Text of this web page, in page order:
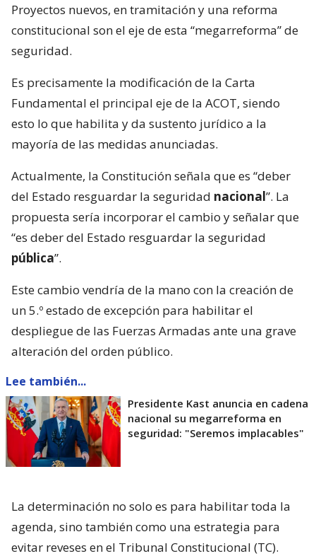
Proyectos nuevos, en tramitación y una reforma
constitucional son el eje de esta “megarreforma” de
seguridad.
Es precisamente la modificación de la Carta
Fundamental el principal eje de la ACOT, siendo
esto lo que habilita y da sustento jurídico a la
mayoría de las medidas anunciadas.
Actualmente, la Constitución señala que es “deber
del Estado resguardar la seguridad nacional”. La
propuesta sería incorporar el cambio y señalar que
“es deber del Estado resguardar la seguridad
pública”.
Este cambio vendría de la mano con la creación de
un 5.º estado de excepción para habilitar el
despliegue de las Fuerzas Armadas ante una grave
alteración del orden público.
Lee también...
Presidente Kast anuncia en cadena
nacional su megarreforma en
seguridad: "Seremos implacables"
La determinación no solo es para habilitar toda la
agenda, sino también como una estrategia para
evitar reveses en el Tribunal Constitucional (TC).